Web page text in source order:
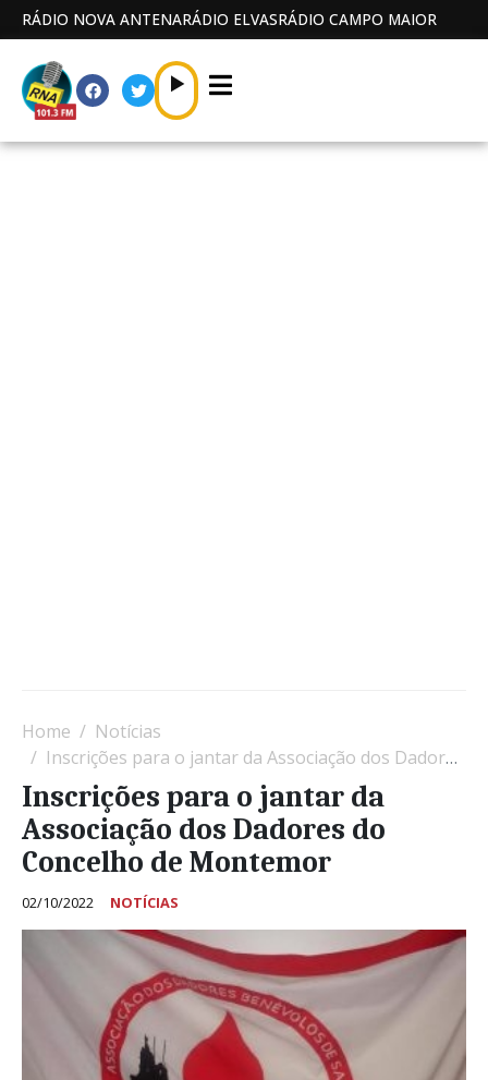
RÁDIO NOVA ANTENARÁDIO ELVASRÁDIO CAMPO MAIOR
Home
Notícias
Inscrições para o jantar da Associação dos Dadores do Concelho de Montemor
Inscrições para o jantar da
Associação dos Dadores do
Concelho de Montemor
02/10/2022 NOTÍCIAS